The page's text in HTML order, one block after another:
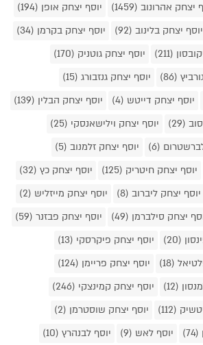
יצחק אהרונוב (1459)
יוסף יצחק אופן (194)
יוסף יצחק בלינוב (92)
יוסף יצחק בקרמן (34)
(211)
יוסף יצחק גוטניק (170)
(86)
יוסף יצחק גנזבורג (15)
יוסף יצחק דייטש (4)
יוסף יצחק הבלין (139)
(29)
יוסף יצחק וילישאנסקי (25)
(6)
יוסף יצחק זלמנוב (5)
יוסף יצחק חיטריק (125)
יוסף יצחק כץ (32)
יוסף יצחק ליברוב (8)
יוסף יצחק מייזליש (2)
יצחק סילברמן (49)
יוסף יצחק פבזנר (59)
(20)
יוסף יצחק פיקרסקי (13)
(18)
יוסף יצחק פריימן (124)
(12)
יוסף יצחק קמינצקי (246)
(112)
יוסף יצחק שוסטרמן (2)
יוסף לאש (9)
יוסף לבנהרץ (10)